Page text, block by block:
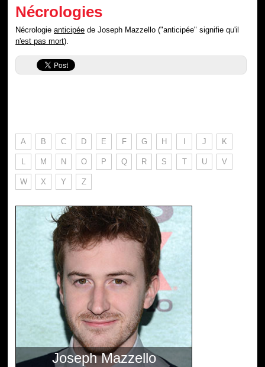
Nécrologies
Nécrologieanticipée de Joseph Mazzello ("anticipée" signifie qu'il
n'est pas mort).
A B C D E F G H I J K
L M N O P Q R S T U V
W X Y Z
Joseph Mazzello